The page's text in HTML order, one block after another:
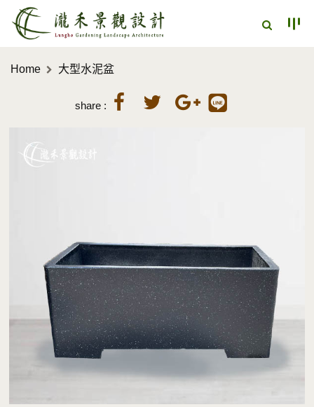
Home 大型水泥盆
share :